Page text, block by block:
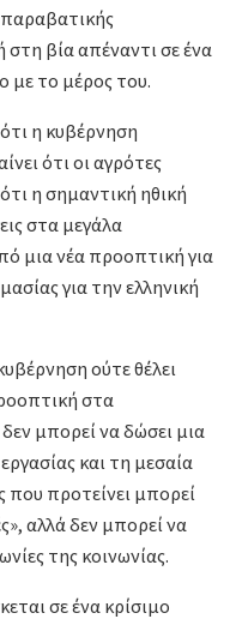
βία απέναντι σε ένα
με το μέρος του.
η κυβέρνηση
ότι οι αγρότες
η σημαντική ηθική
στα μεγάλα
μια νέα προοπτική για
για την ελληνική
ούτε θέλει
στα
μπορεί να δώσει μια
και τη μεσαία
που προτείνει μπορεί
αλλά δεν μπορεί να
της κοινωνίας.
σε ένα κρίσιμο